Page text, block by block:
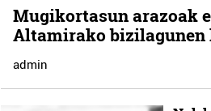
Mugikortasun arazoak
Altamirako bizilagunen
admin